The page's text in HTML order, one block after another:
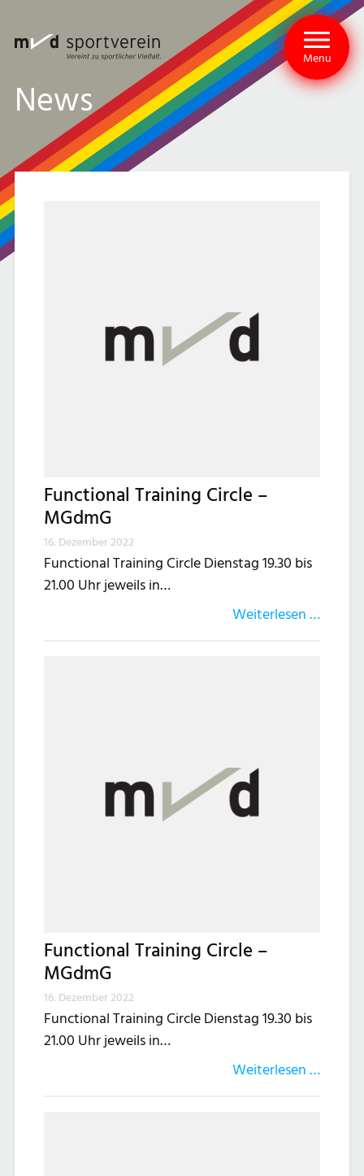
Menu
News
Functional Training Circle –
MGdmG
16. Dezember 2022
Functional Training Circle Dienstag 19.30 bis
21.00 Uhr jeweils in…
Weiterlesen …
Functional Training Circle –
MGdmG
16. Dezember 2022
Functional Training Circle Dienstag 19.30 bis
21.00 Uhr jeweils in…
Weiterlesen …